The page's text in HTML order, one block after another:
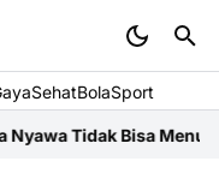
SehatBolaSport
Bisa Menunggu